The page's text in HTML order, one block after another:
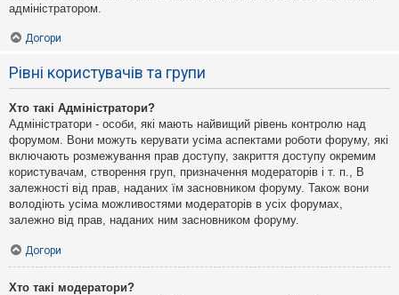
адміністратором.
Догори
Рівні користувачів та групи
Хто такі Адміністратори?
Адміністратори - особи, які мають найвищий рівень контролю над
форумом. Вони можуть керувати усіма аспектами роботи форуму, які
включають розмежування прав доступу, закриття доступу окремим
користувачам, створення груп, призначення модераторів і т. п., В
залежності від прав, наданих їм засновником форуму. Також вони
володіють усіма можливостями модераторів в усіх форумах,
залежно від прав, наданих ним засновником форуму.
Догори
Хто такі модератори?